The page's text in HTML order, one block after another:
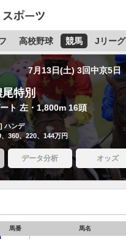
高校野球 競馬 Jリーグ
7月13日(土) 3回中京5日
尾特別
ト 左・1,800m 16頭
ハンデ
360、220、144万円
データ分析 オッズ
馬番 馬名